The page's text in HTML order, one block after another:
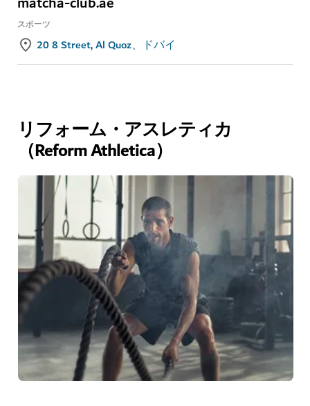
スポーツ
20 8 Street, Al Quoz、ドバイ
リフォーム・アスレティカ
（Reform Athletica）